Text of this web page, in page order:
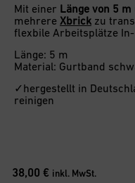
Mit einer Länge von 5 m
mehrere Xbrick zu
flexbile Arbeitsplätze
Länge: 5 m
Material: Gurtband
✓hergestellt in
reinigen
38,00 € inkl. MwSt.